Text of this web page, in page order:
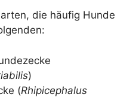
die häufig Hunde
)
(Rhipicephalus